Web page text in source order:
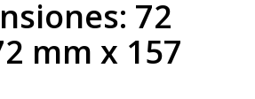
72
mm x 157